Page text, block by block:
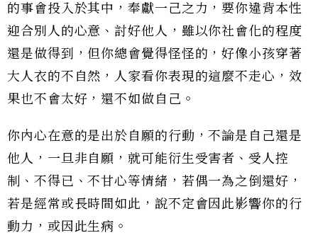
的事會投入於其中，奉獻一己之力，要你違背本性
迎合別人的心意、討好他人，雖以你社會化的程度
還是做得到，但你總會覺得怪怪的，好像小孩穿著
大人衣的不自然，人家看你表現的這麼不走心，效
果也不會太好，還不如做自己。
你內心在意的是出於自願的行動，不論是自己還是
他人，一旦非自願，就可能衍生受害者、受人控
制、不得已、不甘心等情緒，若偶一為之倒還好，
若是經常或長時間如此，說不定會因此影響你的行
動力，或因此生病。